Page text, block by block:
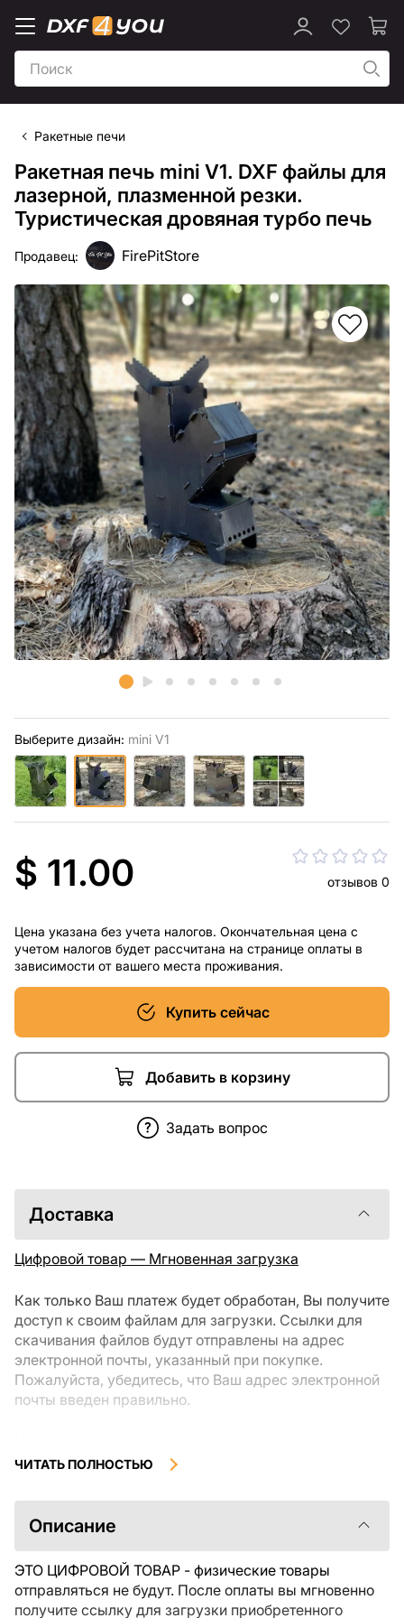
Ракетные печи
Ракетная печь mini V1. DXF файлы для
лазерной, плазменной резки.
Туристическая дровяная турбо печь
Продавец: FirePitStore
Выберите дизайн: mini V1
$ 11.00 отзывов 0
Цена указана без учета налогов. Окончательная цена с
учетом налогов будет рассчитана на странице оплаты в
зависимости от вашего места проживания.
Купить сейчас
Добавить в корзину
Задать вопрос
Доставка
Цифровой товар — Мгновенная загрузка
Как только Ваш платеж будет обработан, Вы получите
доступ к своим файлам для загрузки. Ссылки для
скачивания файлов будут отправлены на адрес
электронной почты, указанный при покупке.
Пожалуйста, убедитесь, что Ваш адрес электронной
почты введен правильно.
загрузки, не подлежат возврату или обмену после их
ознакомиться с описанием товара и задать все
интересующие Вас вопросы перед покупкой. Если у
свяжитесь с продавцом напрямую.
ЧИТАТЬ ПОЛНОСТЬЮ
Описание
ЭТО ЦИФРОВОЙ ТОВАР - физические товары
отправляться не будут. После оплаты вы мгновенно
получите ссылку для загрузки приобретенного